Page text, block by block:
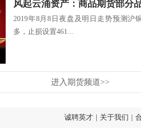
2019年8月8日夜盘及明日走势预测沪
多，止损设置461...
进入期货频道>>
诚聘英才 关于我们